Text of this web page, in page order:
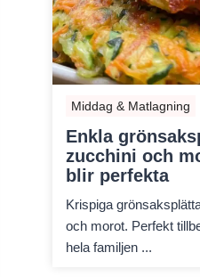
Middag & Matlagning
Enkla
zucchini och
blir perfekta
Krispiga
och morot. Perfekt
hela familjen ...